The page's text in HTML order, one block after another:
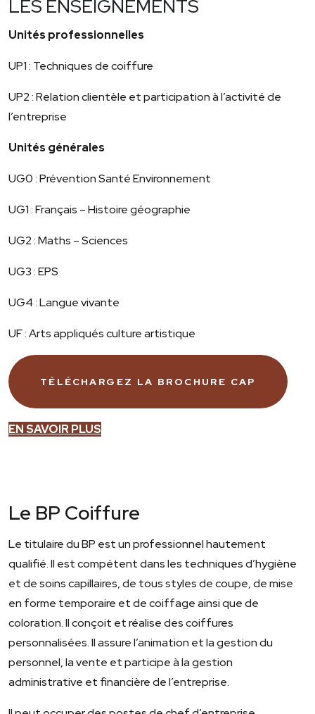
LES ENSEIGNEMENTS
Unités professionnelles
UP1 : Techniques de coiffure
UP2 : Relation clientèle et participation à l’activité de
l’entreprise
Unités générales
UG0 : Prévention Santé Environnement
UG1 : Français – Histoire géographie
UG2 : Maths – Sciences
UG3 : EPS
UG4 : Langue vivante
UF : Arts appliqués culture artistique
TÉLÉCHARGEZ LA BROCHURE CAP
EN SAVOIR PLUS
Le BP Coiffure
Le titulaire du BP est un professionnel hautement
qualifié. Il est compétent dans les techniques d’hygiène
et de soins capillaires, de tous styles de coupe, de mise
en forme temporaire et de coiffage ainsi que de
coloration. Il conçoit et réalise des coiffures
personnalisées. Il assure l’animation et la gestion du
personnel, la vente et participe à la gestion
administrative et financière de l’entreprise.